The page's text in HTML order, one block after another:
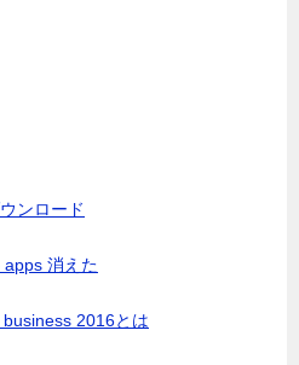
ンロード
消えた
2016とは